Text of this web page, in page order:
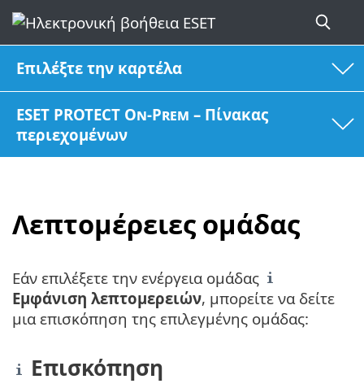
Επιλέξτε την καρτέλα
ESET PROTECT On-Prem – Πίνακας
περιεχομένων
Λεπτομέρειες ομάδας
Εάν επιλέξετε την ενέργεια ομάδας
Εμφάνιση λεπτομερειών, μπορείτε να δείτε
μια επισκόπηση της επιλεγμένης ομάδας:
Επισκόπηση